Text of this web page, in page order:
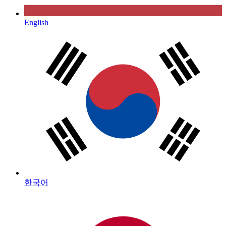
English
한국어